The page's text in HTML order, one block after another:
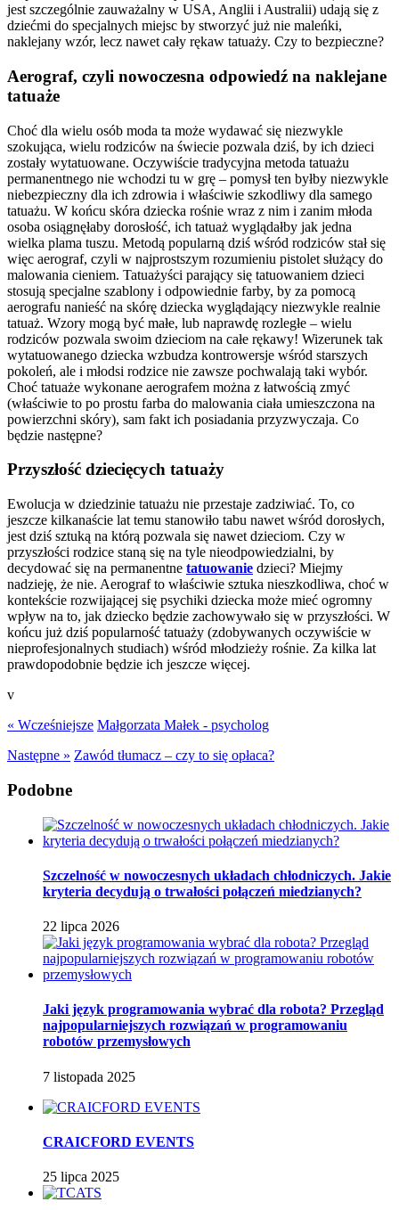
jest szczególnie zauważalny w USA, Anglii i Australii) udają się z
dziećmi do specjalnych miejsc by stworzyć już nie maleńki,
naklejany wzór, lecz nawet cały rękaw tatuaży. Czy to bezpieczne?
Aerograf, czyli nowoczesna odpowiedź na naklejane
tatuaże
Choć dla wielu osób moda ta może wydawać się niezwykle
szokująca, wielu rodziców na świecie pozwala dziś, by ich dzieci
zostały wytatuowane. Oczywiście tradycyjna metoda tatuażu
permanentnego nie wchodzi tu w grę – pomysł ten byłby niezwykle
niebezpieczny dla ich zdrowia i właściwie szkodliwy dla samego
tatuażu. W końcu skóra dziecka rośnie wraz z nim i zanim młoda
osoba osiągnęłaby dorosłość, ich tatuaż wyglądałby jak jedna
wielka plama tuszu. Metodą popularną dziś wśród rodziców stał się
więc aerograf, czyli w najprostszym rozumieniu pistolet służący do
malowania cieniem. Tatuażyści parający się tatuowaniem dzieci
stosują specjalne szablony i odpowiednie farby, by za pomocą
aerografu nanieść na skórę dziecka wyglądający niezwykle realnie
tatuaż. Wzory mogą być małe, lub naprawdę rozległe – wielu
rodziców pozwala swoim dzieciom na całe rękawy! Wizerunek tak
wytatuowanego dziecka wzbudza kontrowersje wśród starszych
pokoleń, ale i młodsi rodzice nie zawsze pochwalają taki wybór.
Choć tatuaże wykonane aerografem można z łatwością zmyć
(właściwie to po prostu farba do malowania ciała umieszczona na
powierzchni skóry), sam fakt ich posiadania przyzwyczaja. Co
będzie następne?
Przyszłość dziecięcych tatuaży
Ewolucja w dziedzinie tatuażu nie przestaje zadziwiać. To, co
jeszcze kilkanaście lat temu stanowiło tabu nawet wśród dorosłych,
jest dziś sztuką na którą pozwala się nawet dzieciom. Czy w
przyszłości rodzice staną się na tyle nieodpowiedzialni, by
decydować się na permanentne tatuowanie dzieci? Miejmy
nadzieję, że nie. Aerograf to właściwie sztuka nieszkodliwa, choć w
kontekście rozwijającej się psychiki dziecka może mieć ogromny
wpływ na to, jak dziecko będzie zachowywało się w przyszłości. W
końcu już dziś popularność tatuaży (zdobywanych oczywiście w
nieprofesjonalnych studiach) wśród młodzieży rośnie. Za kilka lat
prawdopodobnie będzie ich jeszcze więcej.
v
« Wcześniejsze Małgorzata Małek - psycholog
Następne » Zawód tłumacz – czy to się opłaca?
Podobne
Szczelność w nowoczesnych układach chłodniczych. Jakie
kryteria decydują o trwałości połączeń miedzianych?
22 lipca 2026
Jaki język programowania wybrać dla robota? Przegląd
najpopularniejszych rozwiązań w programowaniu
robotów przemysłowych
7 listopada 2025
CRAICFORD EVENTS
25 lipca 2025